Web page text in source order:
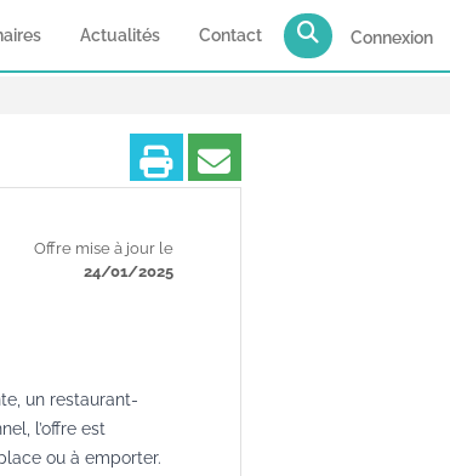
Actualités Contact Connexion
Offre mise à jour le
24/01/2025
un restaurant-
l’offre est
ou à emporter.